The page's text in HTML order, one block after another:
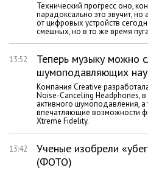
Технический прогресс оно,
парадоксально это звучит,
от цифровых устройств
смешных, но в то же время
13:52
Теперь музыку можно
шумоподавляющих
Компания Creative
Noise-Canceling Headphones,
активного шумоподавления,
впечатляющие возможности
Xtreme Fidelity.
13:42
Ученые изобрели
(ФОТО)